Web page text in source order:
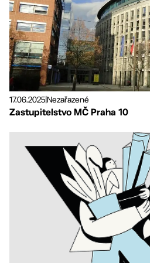
17.06.2025Nezařazené
Zastupitelstvo MČ Praha 10